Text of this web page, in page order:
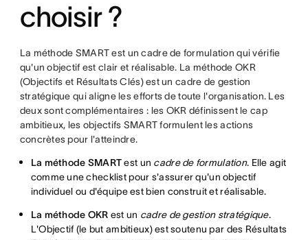
choisir ?
La méthode SMART est un cadre de formulation qui vérifie
qu'un objectif est clair et réalisable. La méthode OKR
(Objectifs et Résultats Clés) est un cadre de gestion
stratégique qui aligne les efforts de toute l'organisation. Les
deux sont complémentaires : les OKR définissent le cap
ambitieux, les objectifs SMART formulent les actions
concrètes pour l'atteindre.
La méthode SMARTest un cadre de formulation. Elle agit
comme une checklist pour s'assurer qu'un objectif
individuel ou d'équipe est bien construit et réalisable.
La méthode OKR est un cadre de gestion stratégique.
L'Objectif (le but ambitieux) est soutenu par des Résultats